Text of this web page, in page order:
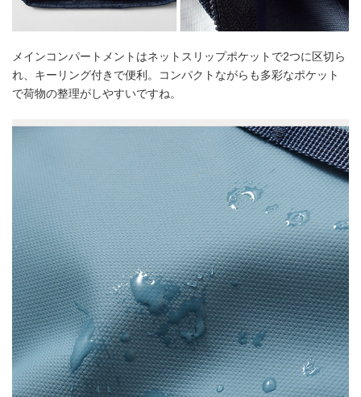
メインコンパートメントはネットスリップポケットで2つに区切ら
れ、キーリング付きで便利。コンパクトながらも多彩なポケット
で荷物の整理がしやすいですね。